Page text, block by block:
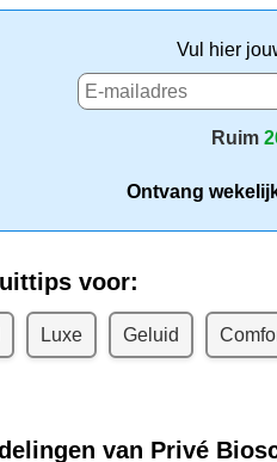
Vul hier
Ruim
Ontvang
voor:
Luxe Geluid
van Privé